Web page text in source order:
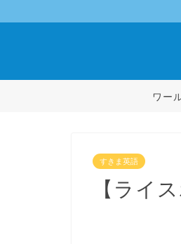
ワー
すきま英語
【ライ